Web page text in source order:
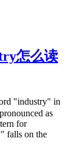
怎么读
"industry" in
as
for
falls on the